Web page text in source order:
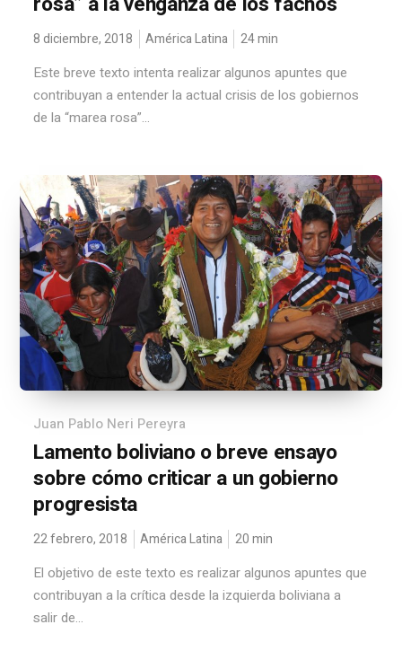
8 diciembre, 2018 América Latina 24min
Este breve texto intenta realizar algunos apuntes que
contribuyan a entender la actual crisis de los gobiernos
de la “marea rosa”...
Juan Pablo Neri Pereyra
Lamento boliviano o breve ensayo
sobre cómo criticar a un gobierno
progresista
22 febrero, 2018 América Latina 20 min
El objetivo de este texto es realizar algunos apuntes que
contribuyan a la crítica desde la izquierda boliviana a
salir de...